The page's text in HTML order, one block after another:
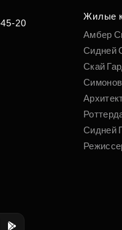
20
Жилые
Амбер
Сидней
Скай
Сидней